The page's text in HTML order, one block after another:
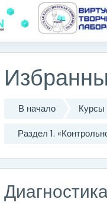
к основному
В начало Курсы
Раздел 1.